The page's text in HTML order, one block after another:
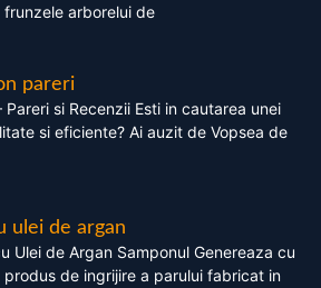
arborelui de
pareri
Pareri si Recenzii Esti in cautarea unei
si eficiente? Ai auzit de Vopsea de
ulei de argan
Ulei de Argan Samponul Genereaza cu
produs de ingrijire a parului fabricat in